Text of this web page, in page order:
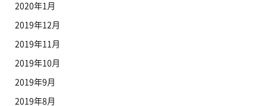
2020年1月
2019年12月
2019年11月
2019年10月
2019年9月
2019年8月